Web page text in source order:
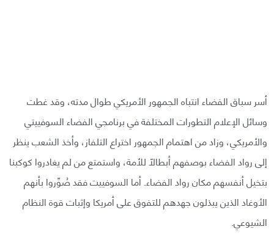
أسر سباق الفضاء انتباه الجمهور الأمريكي طوال مدته، وقد غطت
وسائل الإعلام التطورات المختلفة في برنامجي الفضاء السوفييتي
والأمريكي، وزاد من اهتمام الجمهور اختراع التلفاز، وأخذ الشعب ينظر
إلى رواد الفضاء بوصفهم أبطالًا للأمة، واستمتع من لم يغادروا كوكبنا
بتخيل أنفسهم مكان رواد الفضاء. أما السوفييت فقد صُوِّروا بأنهم
الأوغاد الذين يبذلون جهدهم للتفوق على أمريكا وإثبات قوة النظام
الشيوعي.